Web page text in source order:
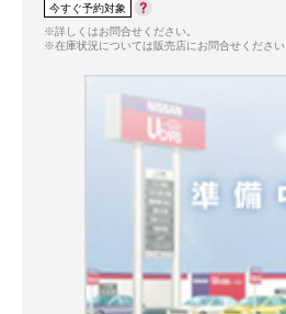
今すぐ予約対象
※詳しくはお問合せください。
※在庫状況については販売店にお問合せください